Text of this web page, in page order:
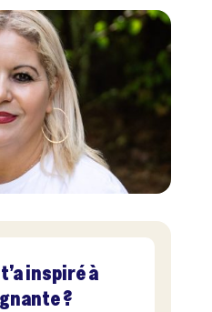
inspiré à
?